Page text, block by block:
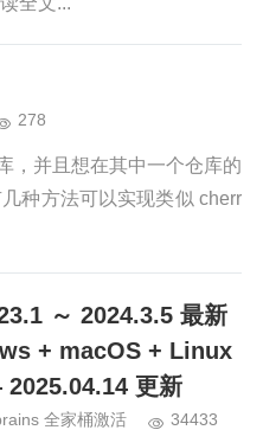
278
，并且想在其中一个仓库的
种方法可以实现类似 cherr
～ 2024.3.5 最新
+ macOS + Linux
更新
全家桶激活 34433